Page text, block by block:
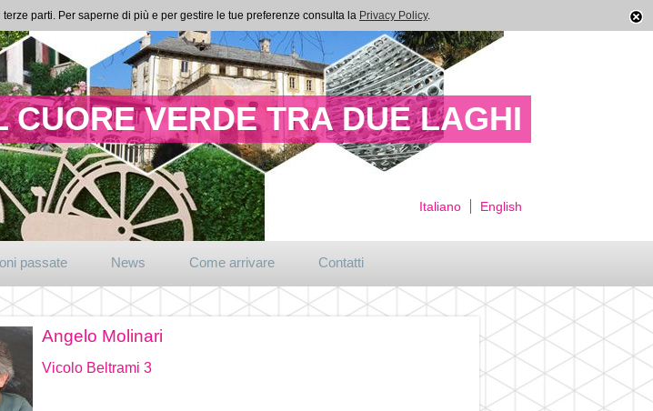
Italiano English
CUORE VERDE TRA DUE LAGHI
passate News Come arrivare Contatti
Angelo Molinari
Vicolo Beltrami 3
parti. Per saperne di più e per gestire le tue preferenze consulta la Privacy Policy.